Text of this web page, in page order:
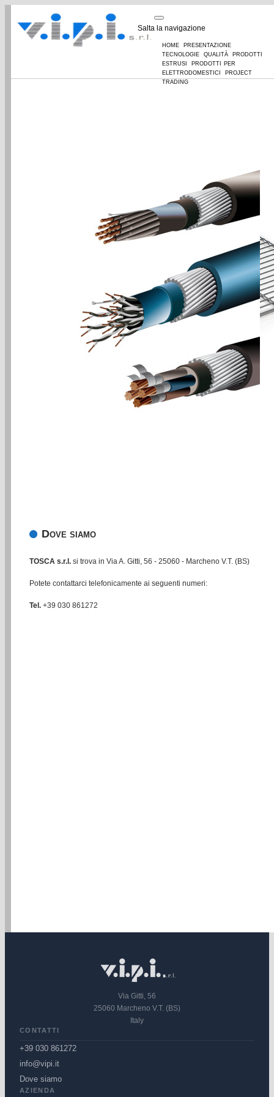
Salta la navigazione
home presentazione
tecnologie qualità prodotti
estrusi prodotti per
elettrodomestici project
trading
Dove siamo
TOSCA s.r.l. si trova in Via A. Gitti, 56 - 25060 - Marcheno V.T. (BS)
Potete contattarci telefonicamente ai seguenti numeri:
Tel. +39 030 861272
Via Gitti, 56
25060 Marcheno V.T. (BS)
Italy
CONTATTI
+39 030 861272
info@vipi.it
Dove siamo
AZIENDA